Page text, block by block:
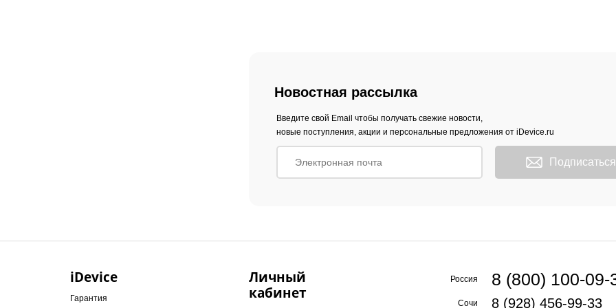
Новостная рассылка
Введите свой Email чтобы получать свежие новости,
новые поступления, акции и персональные предложения от iDevice.ru
Подписаться
iDevice
Гарантия
Личный
кабинет
Россия 8 (800) 100-09-
Сочи 8 (928) 456-99-33